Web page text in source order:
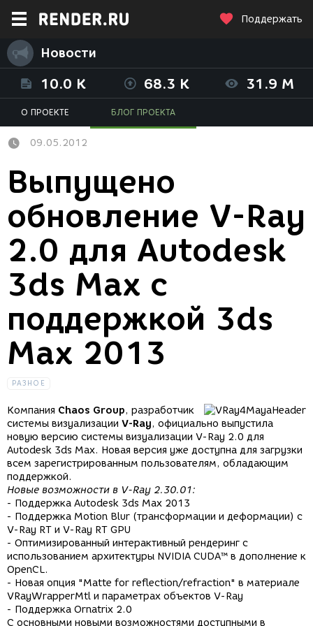
Поддержать
Новости
10.0 K 68.3 K 31.9 M
О ПРОЕКТЕ БЛОГ ПРОЕКТА
09.05.2012
Выпущено
обновление V-Ray
2.0 для Autodesk
3ds Max с
поддержкой 3ds
Max 2013
РАЗНОЕ
Компания Chaos Group, разработчик
системы визуализации V-Ray, официально выпустила
новую версию системы визуализации V-Ray 2.0 для
Autodesk 3ds Max. Новая версия уже доступна для загрузки
всем зарегистрированным пользователям, обладающим
поддержкой.
Новые возможности в V-Ray 2.30.01:
- Поддержка Autodesk 3ds Max 2013
- Поддержка Motion Blur (трансформации и деформации) с
V-Ray RT и V-Ray RT GPU
- Оптимизированный интерактивный рендеринг с
использованием архитектуры NVIDIA CUDA™ в дополнение к
OpenCL.
- Новая опция "Matte for reflection/refraction" в материале
VRayWrapperMtl и параметрах объектов V-Ray
- Поддержка Ornatrix 2.0
С основными новыми возможностями доступными в